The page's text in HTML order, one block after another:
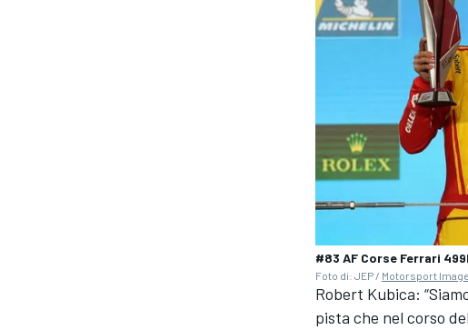
#83 AF Corse Ferrari
Foto di: JEP / Motorsport
Robert Kubica:
pista che nel corso